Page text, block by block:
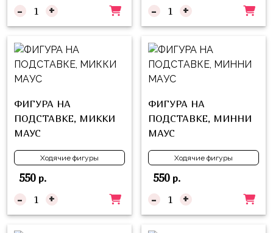
- + - +
ФИГУРА НА
ПОДСТАВКЕ, МИККИ
МАУС
Ходячие фигуры
550р.
- +
ФИГУРА НА
ПОДСТАВКЕ, МИННИ
МАУС
Ходячие фигуры
550р.
- +
Буквы
для
праздника
Свечи
Бумажный
декор
Колпачки,
ободки
Спорт
Для
Мамы,
Бабушки
Для
Тропики
Гарри
Поттер
Космос
Единороги